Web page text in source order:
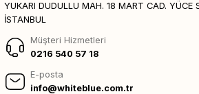
YUKARI DUDULLU MAH. 18 MART CAD. YÜCE
İSTANBUL
Müşteri Hizmetleri
0216 540 57 18
E-posta
info@whiteblue.com.tr